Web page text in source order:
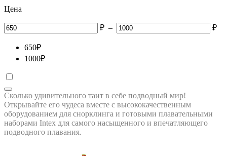
Цена
₽ – ₽
650₽
1000₽
Сколько удивительного таит в себе подводный мир!
Открывайте его чудеса вместе с высококачественным
оборудованием для снорклинга и готовыми плавательными
наборами Intex для самого насыщенного и впечатляющего
подводного плавания.